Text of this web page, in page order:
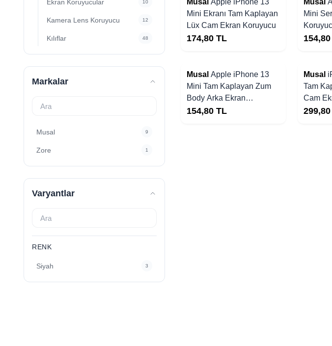
Ekran Koruyucular 10
Kamera Lens Koruyucu 12
Kılıflar 48
Markalar
Musal 9
Zore 1
Varyantlar
RENK
Siyah 3
Musal Apple iPhone 13
Mini Ekranı Tam Kaplayan
Lüx Cam Ekran Koruyucu
174,80 TL
Musal
Mini
154,80
Musal Apple iPhone 13
Mini Tam Kaplayan Zum
Body Arka Ekran
Koruyucu
154,80 TL
Musal
Tam
Cam
299,80